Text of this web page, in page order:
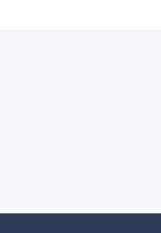
paketler vardır ve
içinden satın